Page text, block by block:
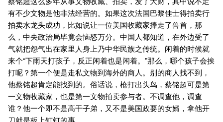
有不少文物是他非法经营的。如果这次法国巴黎佳士得拍卖行
拍卖水龙头成功，比如说让一位美国收藏家捧走了兽首，那
么，中央政治局毕竟会恼怒万分。中国人都知道，在外边受了
气就把怨气出在家里人身上乃中华民族之传统。闲着的时候就
来个“下雨天打孩子，反正闲着也是闲着。”那么，哪个孩子会挨
打呢？第一个便是走私文物到海外的商人。别的商人找不到，
他蔡铭超肯定能找到的。俗话说，枪打出头鸟，蔡铭超可是第
一文物收藏家，也是第一文物拍卖参与者。不调查他，调查
谁？他一个即不是高干子弟，又不是美国政要的女婿，拿他开
刀就是板上钉钉的事。